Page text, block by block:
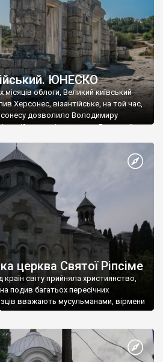
ЮНЕСКО
місяців облоги, Великий київський
Херсонес, візантійське, на той час,
дозволило Володимиру
імператору Василю ІІ, та
став Василем-християнином.
На честь Херсонесу Таврійського
церква Святої Ріпсіме
світу прийняла християнство,
подив багатьох пересічних
вважають мусульманами, вірмени